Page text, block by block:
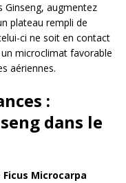
Ginseng, augmentez
plateau rempli de
ci ne soit en contact
un microclimat favorable
aériennes.
:
dans le
Ficus Microcarpa